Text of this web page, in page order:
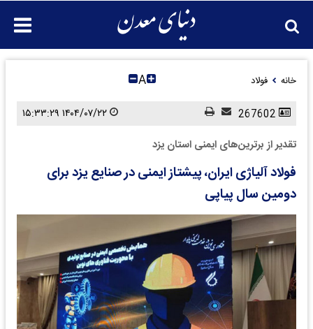
خانه فولاد A
تقدیر از برترین‌های ایمنی استان یزد
فولاد آلیاژی ایران، پیشتاز ایمنی در صنایع یزد برای
دومین سال پیاپی